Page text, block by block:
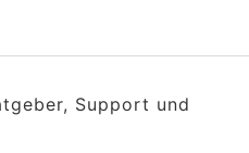
Support und